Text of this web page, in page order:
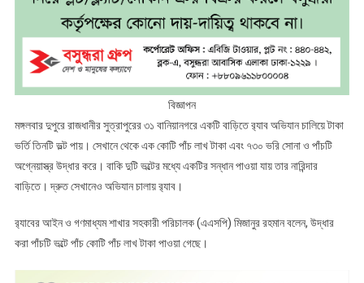
বিজ্ঞাপন
মঙ্গলবার দুপুরে রাজধানীর সুত্রাপুরের ৩১ বানিয়ানগরে একটি বাড়িতে র‌্যাব অভিযান চালিয়ে টাকা
ভর্তি তিনটি ভল্ট পায়। সেখানে থেকে এক কোটি পাঁচ লাখ টাকা এবং ৭৩০ ভরি সোনা ও পাঁচটি
অগ্নেয়াস্ত্র উদ্ধার করে। বাকি দুটি ভল্টের মধ্যে একটির সন্ধান পাওয়া যায় তার নারিন্দার
বাড়িতে। দ্রুত সেখানেও অভিযান চালায় র‌্যাব।
র‌্যাবের আইন ও গণমাধ্যম শাখার সহকারী পরিচালক (এএসপি) মিজানুর রহমান বলেন, উদ্ধার
করা পাঁচটি ভল্টে পাঁচ কোটি পাঁচ লাখ টাকা পাওয়া গেছে।